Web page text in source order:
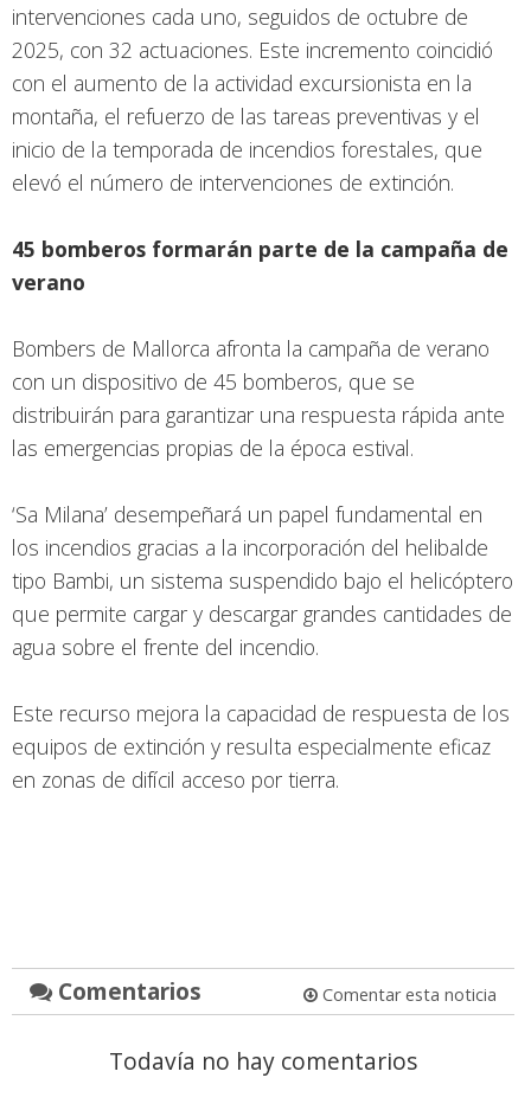
intervenciones cada uno, seguidos de octubre de
2025, con 32 actuaciones. Este incremento coincidió
con el aumento de la actividad excursionista en la
montaña, el refuerzo de las tareas preventivas y el
inicio de la temporada de incendios forestales, que
elevó el número de intervenciones de extinción.
45 bomberos formarán parte de la campaña de
verano
Bombers de Mallorca afronta la campaña de verano
con un dispositivo de 45 bomberos, que se
distribuirán para garantizar una respuesta rápida ante
las emergencias propias de la época estival.
‘Sa Milana’ desempeñará un papel fundamental en
los incendios gracias a la incorporación del helibalde
tipo Bambi, un sistema suspendido bajo el helicóptero
que permite cargar y descargar grandes cantidades de
agua sobre el frente del incendio.
Este recurso mejora la capacidad de respuesta de los
equipos de extinción y resulta especialmente eficaz
en zonas de difícil acceso por tierra.
Comentarios Comentar esta noticia
Todavía no hay comentarios